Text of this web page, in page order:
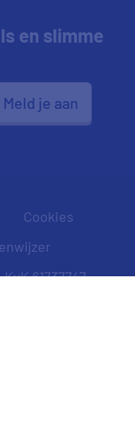
en slimme
Meld je aan
Cookies
KvK 61737747